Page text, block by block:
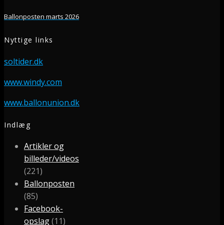
Ballonposten marts 2026
Nyttige links
soltider.dk
www.windy.com
www.ballonunion.dk
Indlæg
Artikler og
billeder/videos
(221)
Ballonposten
(85)
Facebook-
opslag(11)